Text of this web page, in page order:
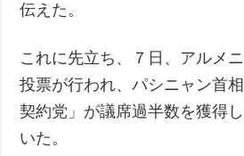
伝えた。
これに先立ち、７日、アルメ
投票が行われ、パシニャン首
契約党」が議席過半数を獲得
いた。